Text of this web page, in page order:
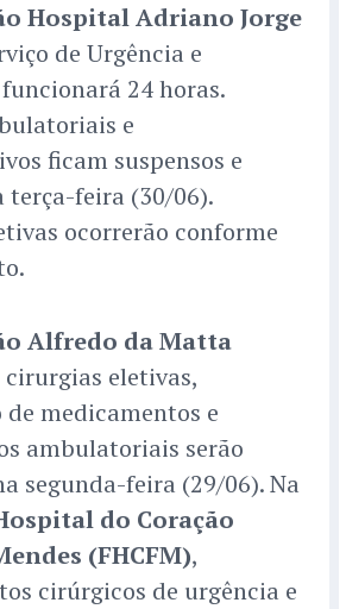
Hospital Adriano Jorge
de Urgência e
24 horas.
e
ficam suspensos e
terça-feira (30/06).
ocorrerão conforme
Alfredo da Matta
cirurgias eletivas,
de medicamentos e
ambulatoriais serão
segunda-feira (29/06). Na
do Coração
(FHCFM),
cirúrgicos de urgência e